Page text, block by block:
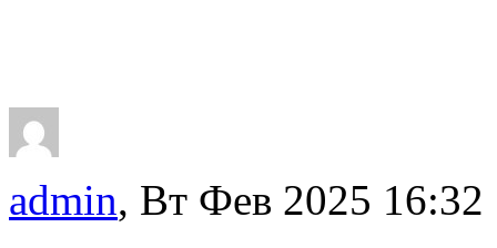
admin, Вт Фев 2025 16:32